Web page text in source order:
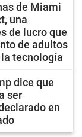
de Miami
una
de lucro que
de adultos
tecnología
dice que
ser
en